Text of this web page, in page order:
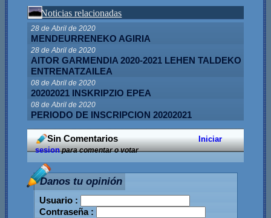
Noticias relacionadas
28 de Abril de 2020
MENDEURRENEKO AGIRIA
28 de Abril de 2020
AITOR GARMENDIA 2020-2021 LEHEN TALDEKO
ENTRENATZAILEA
08 de Abril de 2020
20202021 INSKRIPZIO EPEA
08 de Abril de 2020
PERIODO DE INSCRIPCION 20202021
Sin Comentarios
Iniciar
sesionpara comentar o votar
Danos tu opinión
Usuario :
Contraseña :